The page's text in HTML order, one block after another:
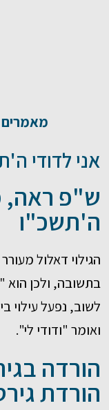
מאמרים
אני לדודי
ש"פ ראה,
ה'תשכ"ו
הגילוי דאלול
בתשובה, ולכן הוא
לשוב, נפעל עילוי
ואומר "ודודי לי".
הורדה
הורדת